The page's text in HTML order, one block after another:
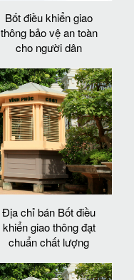
Bốt điều khiển giao
thông bảo vệ an toàn
cho người dân
Địa chỉ bán Bốt điều
khiển giao thông đạt
chuẩn chất lượng